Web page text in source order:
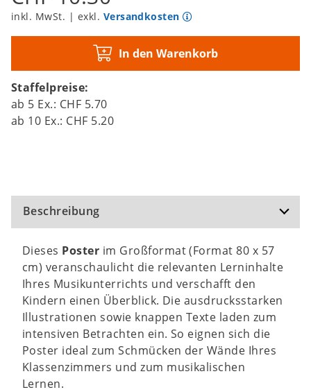
inkl. MwSt. | exkl. Versandkosten
In den Warenkorb
Staffelpreise:
ab 5 Ex.: CHF 5.70
ab 10 Ex.: CHF 5.20
Beschreibung
Dieses Poster im Großformat (Format 80 x 57
cm) veranschaulicht die relevanten Lerninhalte
Ihres Musikunterrichts und verschafft den
Kindern einen Überblick. Die ausdrucksstarken
Illustrationen sowie knappen Texte laden zum
intensiven Betrachten ein. So eignen sich die
Poster ideal zum Schmücken der Wände Ihres
Klassenzimmers und zum musikalischen
Lernen.